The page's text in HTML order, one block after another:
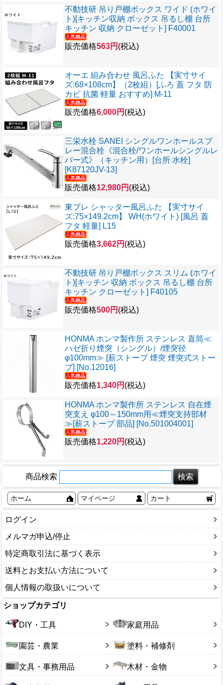
不動技研 吊り戸棚ボックス ワイド (ホワイ
ト)[キッチン収納 ボックス 吊るし棚 台所
キッチン 収納 クローゼット] F40001
販売価格563円 (税込)
オーエ 組み合わせ 風呂ふた 【実寸サイ
ズ:68×108cm】（2枚組）[ふろ 蓋 フタ 防
カビ 抗菌 軽量 おすすめ] M-11
販売価格6,000円 (税込)
三栄水栓 SANEI シングルワンホールスプ
レー混合栓《混合栓/ワンホールシングルレ
バー式》（キッチン用）[台所 水栓]
[K87120JV-13]
販売価格12,980円 (税込)
東プレ シャッター風呂ふた 【実寸サイ
ズ:75×149.2cm】 WH(ホワイト) [風呂 蓋
フタ 軽量] L15
販売価格3,662円 (税込)
不動技研 吊り戸棚ボックス スリム (ホワイ
ト)[キッチン 収納 ボックス 吊るし棚 台所
キッチン クローゼット] F40105
販売価格500円 (税込)
HONMA ホンマ製作所 ステンレス 直筒≪
ハゼ折り煙突（シングル）/煙突径
φ100mm≫ [薪ストーブ 煙突 煙突式ストー
ブ] [No.12016]
販売価格1,340円 (税込)
HONMA ホンマ製作所 ステンレス 自在煙
突支え φ100～150mm用≪煙突支持部材
≫[薪ストーブ 部品] [No.501004001]
販売価格1,220円 (税込)
商品検索
ホーム マイページ カート
ログイン
メルマガ申込/停止
特定商取引法に基づく表示
送料とお支払い方法について
個人情報の取扱いについて
ショップカテゴリ
DIY・工具 家庭用品
園芸・農業 塗料・補修剤
文具・事務用品 木材・金物